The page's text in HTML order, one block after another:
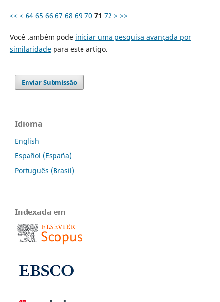
<< < 64 65 66 67 68 69 70 71 72 > >>
Você também pode iniciar uma pesquisa avançada por
similaridadepara este artigo.
Enviar Submissão
Idioma
English
Español (España)
Português (Brasil)
Indexada em